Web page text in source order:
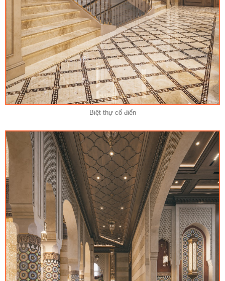
Biệt thự cổ điển